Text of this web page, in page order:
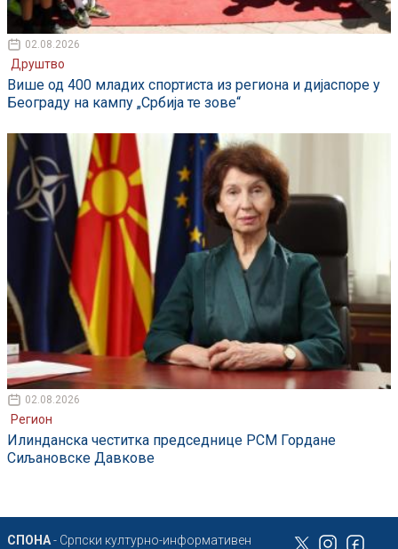
02.08.2026
Друштво
Више од 400 младих спортиста из региона и дијаспоре у
Београду на кампу „Србија те зове“
02.08.2026
Регион
Илинданска честитка председнице РСМ Гордане
Сиљановске Давкове
СПОНА- Српски културно-информативен